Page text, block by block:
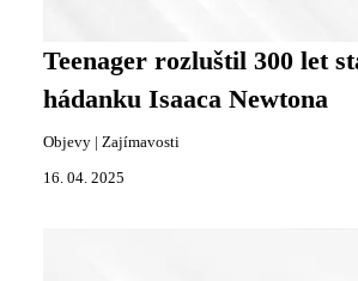
Teenager rozluštil 300 let
hádanku Isaaca Newtona
Objevy Zajímavosti
16. 04. 2025